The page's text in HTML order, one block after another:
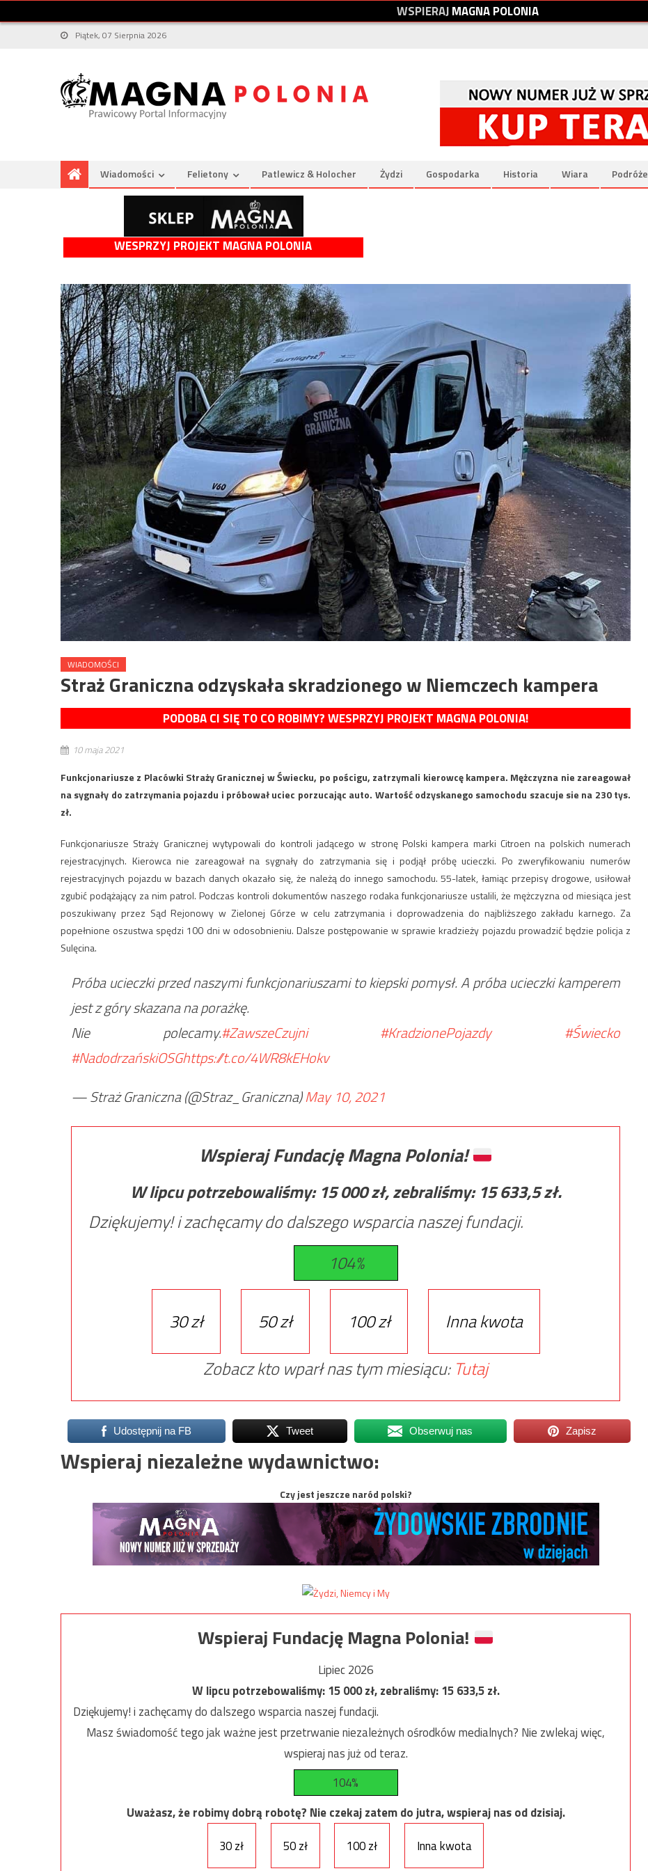
WSPIERAJMAGNAPOLONIA
Piątek, 07 Sierpnia 2026
Wiadomości Felietony Patlewicz & Holocher Żydzi Gospodarka Historia Wiara Podróże
WESPRZYJ PROJEKT MAGNA POLONIA
WIADOMOŚCI
Straż Graniczna odzyskała skradzionego w Niemczech kampera
PODOBA CI SIĘ TO CO ROBIMY? WESPRZYJ PROJEKT MAGNA POLONIA!
10 maja 2021
Funkcjonariusze z Placówki Straży Granicznej w Świecku, po pościgu, zatrzymali kierowcę kampera. Mężczyzna nie zareagował
na sygnały do zatrzymania pojazdu i próbował uciec porzucając auto. Wartość odzyskanego samochodu szacuje sie na 230 tys.
zł.
Funkcjonariusze Straży Granicznej wytypowali do kontroli jadącego w stronę Polski kampera marki Citroen na polskich numerach
rejestracyjnych. Kierowca nie zareagował na sygnały do zatrzymania się i podjął próbę ucieczki. Po zweryfikowaniu numerów
rejestracyjnych pojazdu w bazach danych okazało się, że należą do innego samochodu. 55-latek, łamiąc przepisy drogowe, usiłował
zgubić podążający za nim patrol. Podczas kontroli dokumentów naszego rodaka funkcjonariusze ustalili, że mężczyzna od miesiąca jest
poszukiwany przez Sąd Rejonowy w Zielonej Górze w celu zatrzymania i doprowadzenia do najbliższego zakładu karnego. Za
popełnione oszustwa spędzi 100 dni w odosobnieniu. Dalsze postępowanie w sprawie kradzieży pojazdu prowadzić będzie policja z
Sulęcina.
Próba ucieczki przed naszymi funkcjonariuszami to kiepski pomysł. A próba ucieczki kamperem
jest z góry skazana na porażkę.
Nie polecamy.#ZawszeCzujni #KradzionePojazdy
#Świecko
#NadodrzańskiOSGhttps://t.co/4WR8kEHokv
— Straż Graniczna (@Straz_Graniczna)May 10, 2021
Wspieraj Fundację Magna Polonia!
W lipcu potrzebowaliśmy: 15 000zł, zebraliśmy: 15 633,5zł.
Dziękujemy! i zachęcamy do dalszego wsparcia naszej fundacji.
104%
30 zł 50 zł 100 zł
Inna kwota
Zobacz kto wparł nas tym miesiącu: Tutaj
Udostępnij na FB Tweet Obserwuj nas Zapisz
Wspieraj niezależne wydawnictwo:
Czy jest jeszcze naród polski?
Wspieraj Fundację Magna Polonia!
Lipiec 2026
W lipcu potrzebowaliśmy:15 000zł, zebraliśmy:15 633,5zł.
Dziękujemy! i zachęcamy do dalszego wsparcia naszej fundacji.
Masz świadomość tego jak ważne jest przetrwanie niezależnych ośrodków medialnych? Nie zwlekaj więc,
wspieraj nas już od teraz.
104%
Uważasz, że robimy dobrą robotę? Nie czekaj zatem do jutra, wspieraj nas od dzisiaj.
30 zł
50 zł 100 zł
Inna kwota